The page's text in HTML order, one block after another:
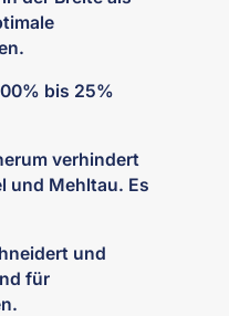
bis 25%
verhindert
und Mehltau. Es
und
für